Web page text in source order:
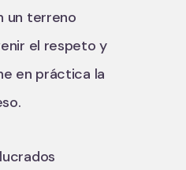
un terreno
el respeto y
en práctica la